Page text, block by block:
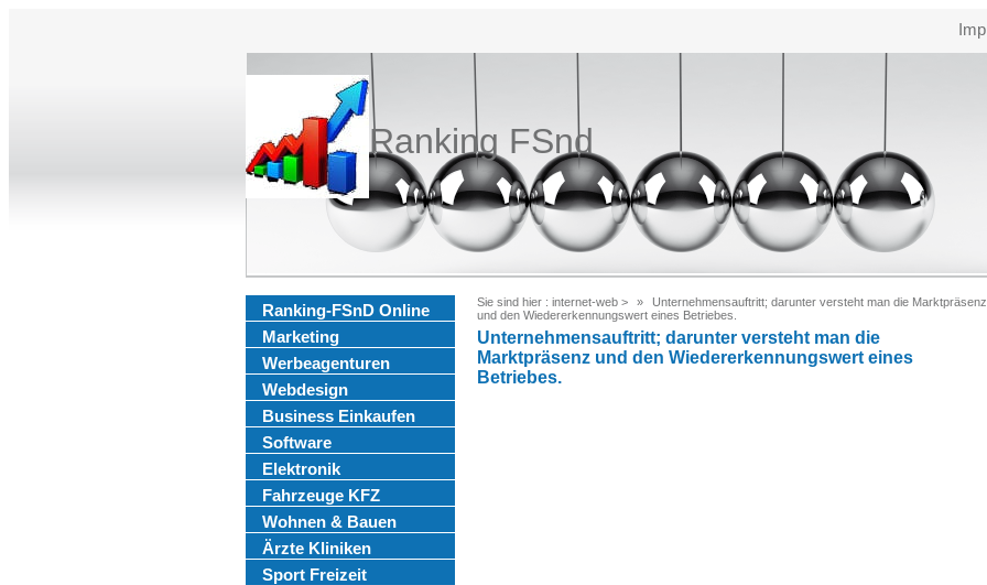
Ranking FSnd
Ranking-FSnD Online
Marketing
Werbeagenturen
Webdesign
Business Einkaufen
Software
Elektronik
Fahrzeuge KFZ
Wohnen & Bauen
Ärzte Kliniken
Sport Freizeit
Sie sind hier : internet-web >
Unternehmensauftritt; darunter versteht man die Marktpräsenz
und den Wiedererkennungswert eines Betriebes.
Unternehmensauftritt; darunter versteht man die
Marktpräsenz und den Wiedererkennungswert eines
Betriebes.